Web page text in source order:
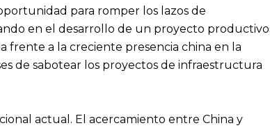
para romper los lazos de
en el desarrollo de un proyecto productivo
frente a la creciente presencia china en la
de sabotear los proyectos de infraestructura
actual. El acercamiento entre China y